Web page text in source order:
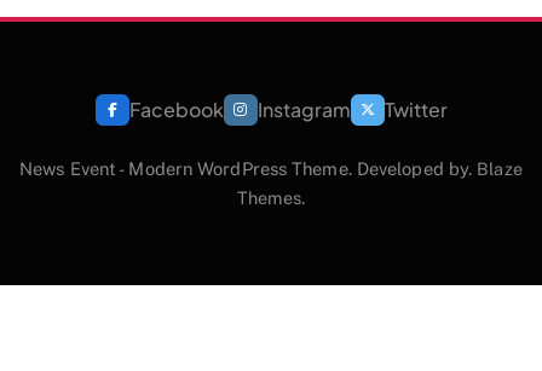
Facebook Instagram Twitter
News Event - Modern WordPress Theme. Developed by. Blaze
Themes.